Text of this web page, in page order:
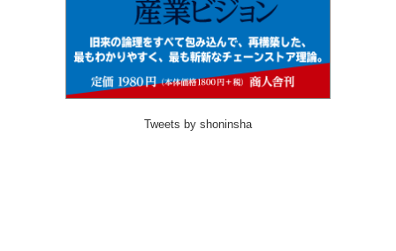
Tweets by shoninsha